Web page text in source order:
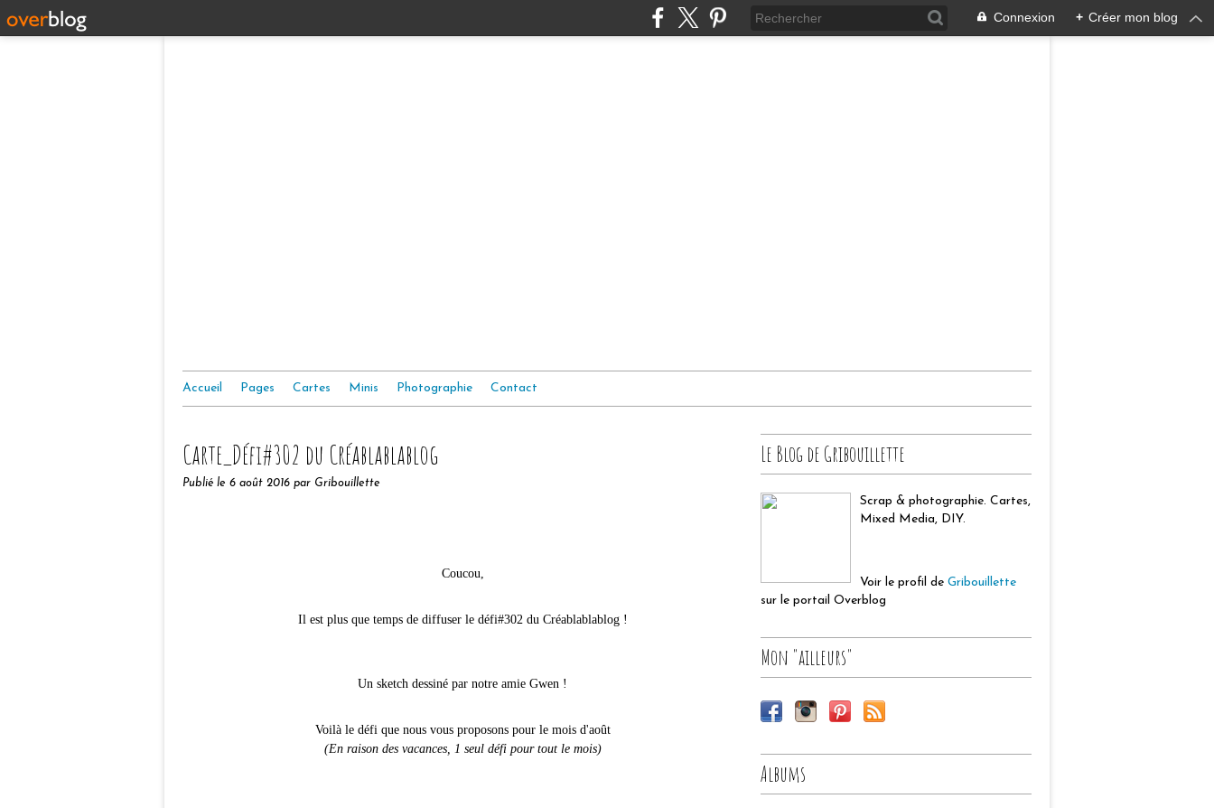
Connexion + Créer mon blog
Accueil Pages Cartes Minis Photographie Contact
Carte_Défi#302 du Créablablablog
Publié le 6 août 2016 par Gribouillette
Coucou,
Il est plus que temps de diffuser le défi#302 du Créablablablog !
Un sketch dessiné par notre amie Gwen !
Voilà le défi que nous vous proposons pour le mois d'août
(En raison des vacances, 1 seul défi pour tout le mois)
Le Blog de Gribouillette
Scrap & photographie. Cartes,
Mixed Media, DIY.
Voir le profil de Gribouillette
sur le portail Overblog
Mon "ailleurs"
Albums